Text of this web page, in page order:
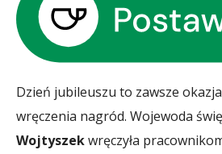
Dzień jubileuszu to zawsze
wręczenia nagród. Wojewoda
Wojtyszekwręczyła